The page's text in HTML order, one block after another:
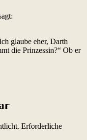
glaube eher, Darth
die Prinzessin?“ Ob er
Erforderliche